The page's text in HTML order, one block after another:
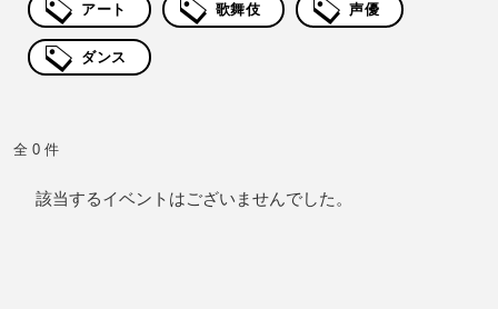
アート 歌舞伎 声優
ダンス
全 0 件
該当するイベントはございませんでした。